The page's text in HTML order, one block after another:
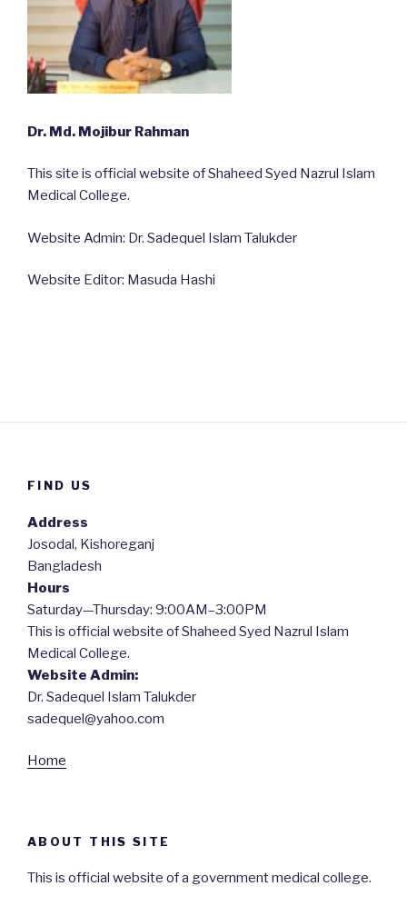
Dr. Md. Mojibur Rahman
This site is official website of Shaheed Syed Nazrul Islam
Medical College.
Website Admin: Dr. Sadequel Islam Talukder
Website Editor: Masuda Hashi
FIND US
Address
Josodal, Kishoreganj
Bangladesh
Hours
Saturday—Thursday: 9:00AM–3:00PM
This is official website of Shaheed Syed Nazrul Islam
Medical College.
Website Admin:
Dr. Sadequel Islam Talukder
sadequel@yahoo.com
Home
ABOUT THIS SITE
This is official website of a government medical college.